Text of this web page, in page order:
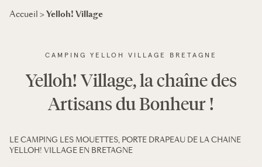
Accueil >Yelloh! Village
CAMPING YELLOH VILLAGE BRETAGNE
Yelloh! Village, la chaîne des
Artisans du Bonheur !
LE CAMPING LES MOUETTES, PORTE DRAPEAU DE LA CHAINE
YELLOH! VILLAGE EN BRETAGNE